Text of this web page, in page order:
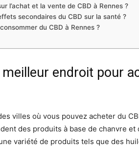
l’achat et la vente de CBD à Rennes ?
secondaires du CBD sur la santé ?
du CBD à Rennes ?
endroit pour
villes où vous pouvez acheter du
des produits à base de chanvre
variété de produits tels que des